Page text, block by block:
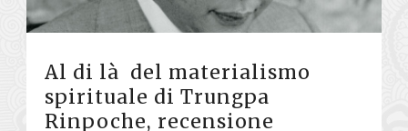
Al di là del materialismo
spirituale di Trungpa
Rinpoche, recensione